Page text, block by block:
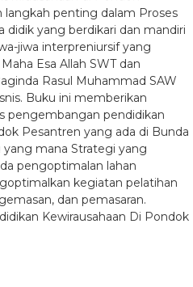
langkah penting dalam Proses
didik yang berdikari dan mandiri
jiwa interpreniursif yang
Esa Allah SWT dan
Rasul Muhammad SAW
Buku ini memberikan
pengembangan pendidikan
Pesantren yang ada di Bunda
yang mana Strategi yang
pengoptimalan lahan
kegiatan pelatihan
dan pemasaran.
Kewirausahaan Di Pondok